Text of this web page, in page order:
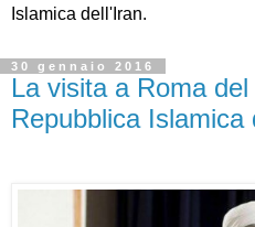
Islamica dell'Iran.
30 gennaio 2016
La visita a Roma
Repubblica Islamica